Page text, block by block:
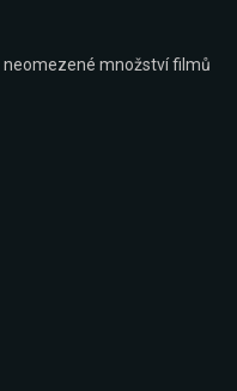
neomezené množství filmů